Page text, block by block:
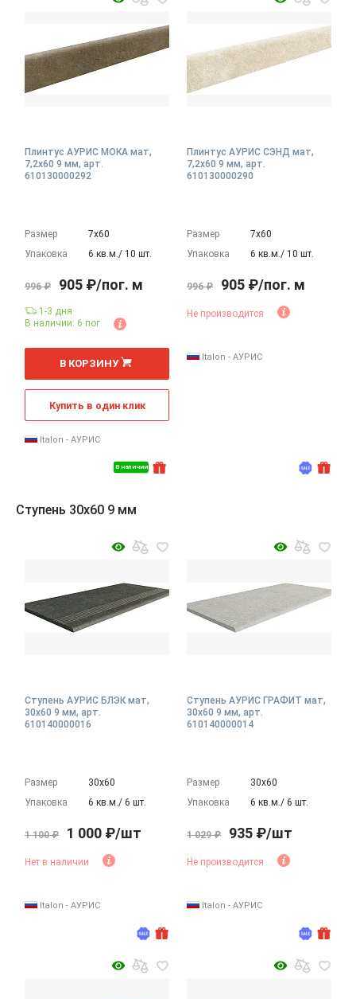
Плинтус АУРИС МОКА мат,
7,2x60 9 мм, арт.
610130000292
Размер
7х60
Упаковка
6 кв.м./ 10 шт.
В наличии
996 ₽ 905 ₽/пог. м
1-3 дня
В наличии: 6 пог
пог. м
В КОРЗИНУ
Купить в один клик
Italon - АУРИС
Плинтус АУРИС СЭНД мат,
7,2x60 9 мм, арт.
610130000290
Размер
7х60
Упаковка
6 кв.м./ 10 шт.
996 ₽ 905 ₽/пог. м
Не производится
Italon - АУРИС
Ступень 30x60 9 мм
Ступень АУРИС БЛЭК мат,
30x60 9 мм, арт.
610140000016
Размер
30х60
Упаковка
6 кв.м./ 6 шт.
1 100 ₽ 1 000 ₽/шт
Нет в наличии
Italon - АУРИС
Ступень АУРИС ГРАФИТ мат,
30x60 9 мм, арт.
610140000014
Размер
30х60
Упаковка
6 кв.м./ 6 шт.
1 029 ₽ 935 ₽/шт
Не производится
Italon - АУРИС